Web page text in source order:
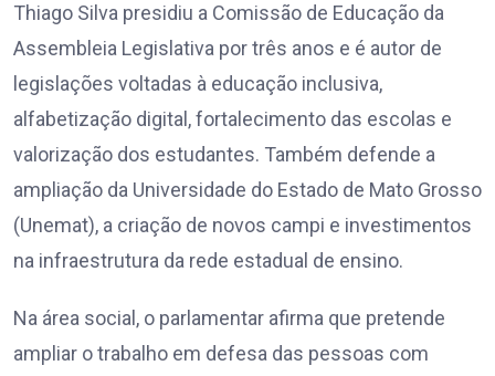
Thiago Silva presidiu a Comissão de Educação da
Assembleia Legislativa por três anos e é autor de
legislações voltadas à educação inclusiva,
alfabetização digital, fortalecimento das escolas e
valorização dos estudantes. Também defende a
ampliação da Universidade do Estado de Mato Grosso
(Unemat), a criação de novos campi e investimentos
na infraestrutura da rede estadual de ensino.
Na área social, o parlamentar afirma que pretende
ampliar o trabalho em defesa das pessoas com